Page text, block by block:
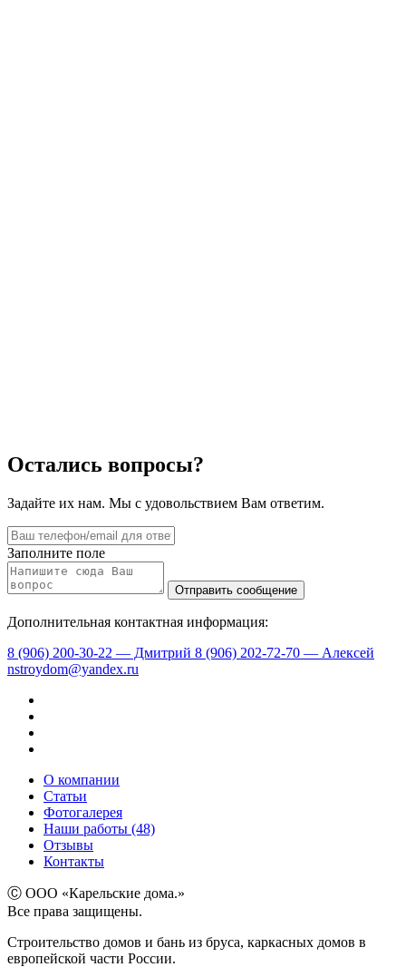
Остались вопросы?
Задайте их нам. Мы с удовольствием Вам ответим.
Заполните поле
Дополнительная контактная информация:
8 (906) 200-30-22 — Дмитрий 8 (906) 202-72-70 — Алексей
nstroydom@yandex.ru
О компании
Статьи
Фотогалерея
Наши работы (48)
Отзывы
Контакты
Ⓒ ООО «Карельские дома.»
Все права защищены.
Строительство домов и бань из бруса, каркасных домов в
европейской части России.